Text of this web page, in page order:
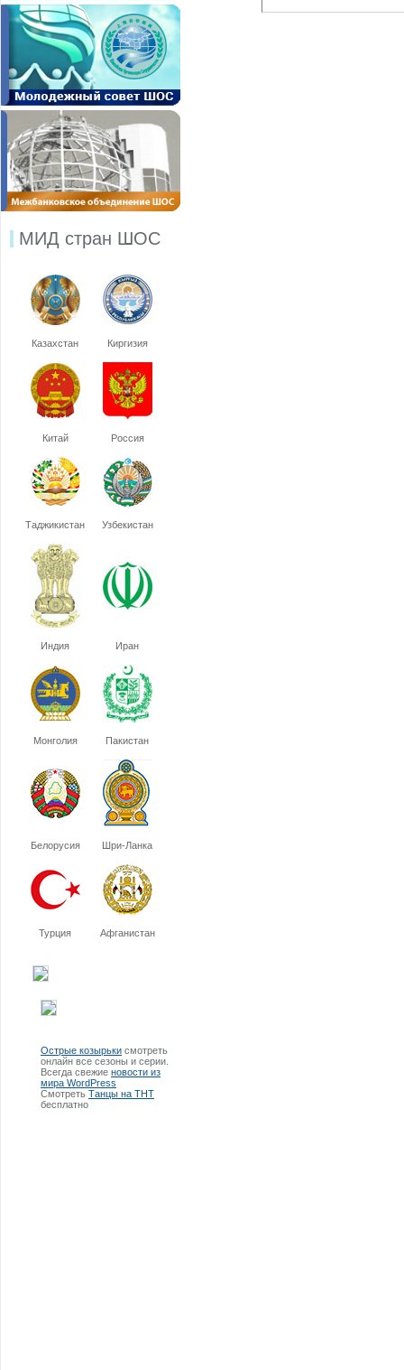
МИД стран ШОС
Казахстан Киргизия
Китай Россия
Таджикистан Узбекистан
Индия Иран
Монголия Пакистан
Белорусия Шри-Ланка
Турция Афганистан
Острые козырьки смотреть
онлайн все сезоны и серии.
Всегда свежие новости из
мира WordPress
Смотреть Танцы на ТНТ
бесплатно